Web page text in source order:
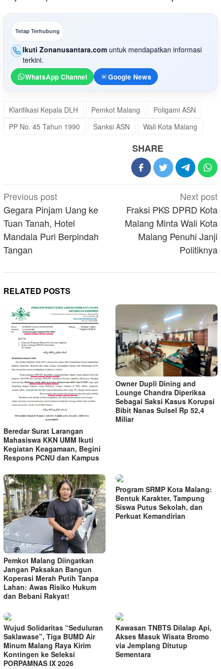
Tetap Terhubung
Ikuti Zonanusantara.com untuk mendapatkan informasi
terkini.
WhatsApp Channel Google News
Klarifikasi Kepala DLH Pemkot Malang
Poligami ASN
PP No. 45 Tahun 1990
Sanksi ASN Wali Kota Malang
SHARE
Post
navigation
Previous post
Gegara Pinjam Uang ke
Tuan Tanah, Hotel
Mandala Puri Berpindah
Tangan
Next post
Fraksi PKS DPRD Kota
Malang Minta Wali Kota
Malang Penuhi Janji
Politiknya
RELATED POSTS
Beredar Surat Larangan
Mahasiswa KKN UMM Ikuti
Kegiatan Keagamaan, Begini
Respons PCNU dan Kampus
Owner Dupli Dining and
Lounge Chandra Diperiksa
Sebagai Saksi Kasus Korupsi
Bibit Nanas Sulsel Rp 52,4
Miliar
Pemkot Malang Diingatkan
Jangan Paksakan Bangun
Koperasi Merah Putih Tanpa
Lahan: Awas Risiko Hukum
dan Bebani Rakyat!
Program SRMP Kota Malang:
Bentuk Karakter, Tampung
Siswa Putus Sekolah, dan
Perkuat Kemandirian
Wujud Solidaritas “Seduluran
Saklawase”, Tiga BUMD Air
Minum Malang Raya Kirim
Kontingen ke Seleksi
PORPAMNAS IX 2026
Kawasan TNBTS Dilalap Api,
Akses Masuk Wisata Bromo
via Jemplang Ditutup
Sementara